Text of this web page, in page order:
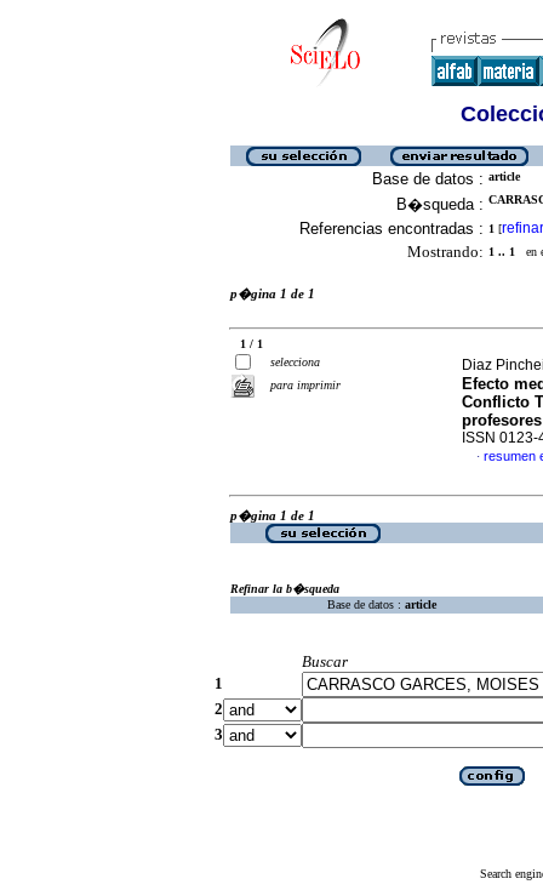
Base de datos : article
B�squeda :
Referencias encontradas : 1 [refinar
Mostrando: 1 .. 1 en
p�gina 1 de 1
1 / 1
selecciona
para imprimir
Diaz
Efecto
Conflicto
ISSN 0123-
· resumen
p�gina 1 de 1
Refinar la b�squeda
Base de datos : article
Buscar
1
2
3
Search